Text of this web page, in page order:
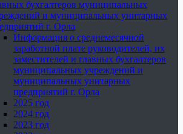
бухгалтеров муниципальных
и муниципальных унитарных
г. Орла
Информация о среднемесячной
заработной плате руководителей, их
заместителей и главных бухгалтеров
муниципальных учреждений и
муниципальных унитарных
предприятий г. Орла
2025 год
2024 год
2023 год